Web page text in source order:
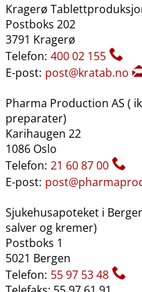
Kragerø
Postboks 202
3791 Kragerø
Telefon: 400 02 155
E-post: post@kratab.no
Pharma Production AS (
preparater)
Karihaugen 22
1086 Oslo
Telefon: 21 60 87 00
E-post:
Sjukehusapoteket i
salver og kremer)
Postboks 1
5021 Bergen
Telefon: 55 97 53 48